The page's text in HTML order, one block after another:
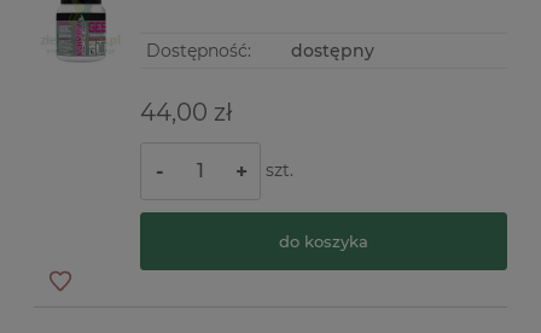
Dostępność: dostępny
44,00 zł
- + szt.
do koszyka